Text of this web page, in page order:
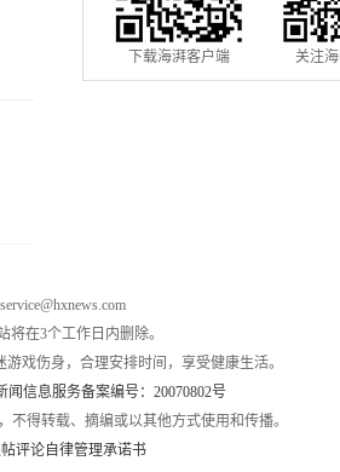
下载海湃客户端 关注
在3个工作日内删除。
戏伤身，合理安排时间，享受健康生活。
闻信息服务备案编号：20070802号
得转载、摘编或以其他方式使用和传播。
评论自律管理承诺书